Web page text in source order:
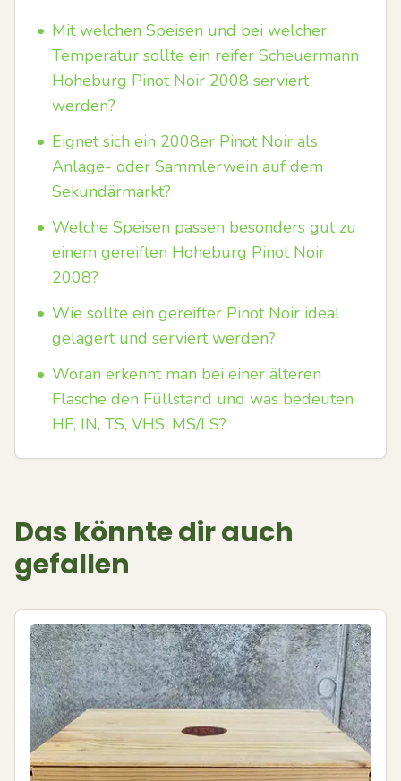
• Mit welchen Speisen und bei welcher
Temperatur sollte ein reifer Scheuermann
Hoheburg Pinot Noir 2008 serviert
werden?
• Eignet sich ein 2008er Pinot Noir als
Anlage- oder Sammlerwein auf dem
Sekundärmarkt?
• Welche Speisen passen besonders gut zu
einem gereiften Hoheburg Pinot Noir
2008?
• Wie sollte ein gereifter Pinot Noir ideal
gelagert und serviert werden?
• Woran erkennt man bei einer älteren
Flasche den Füllstand und was bedeuten
HF, IN, TS, VHS, MS/LS?
Das könnte dir auch
gefallen